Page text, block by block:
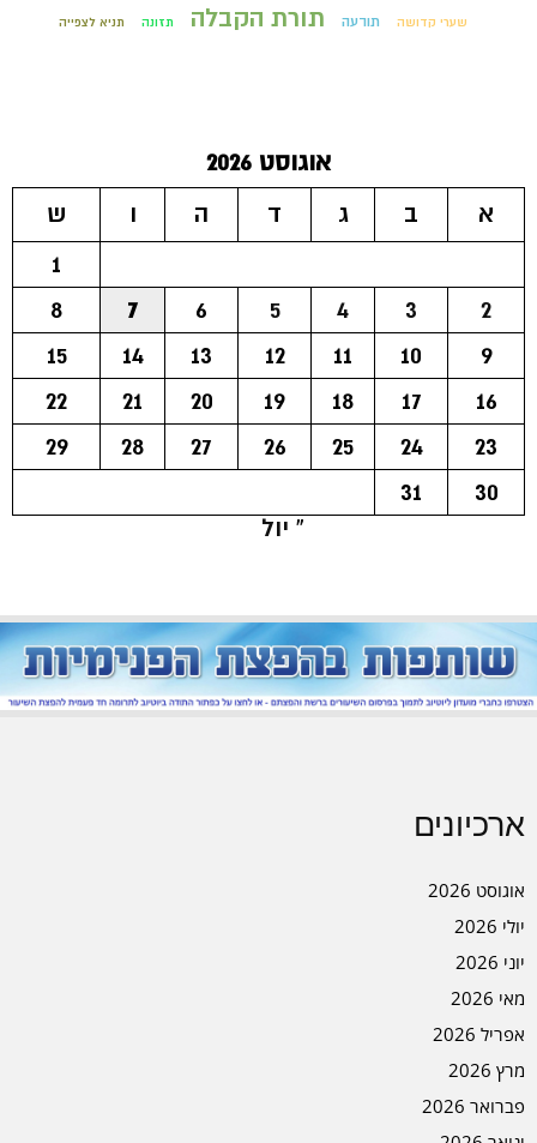
שערי קדושה תודעה תורת הקבלה תזונה תניא לצפייה
אוגוסט 2026
א
ב ג ד ה ו
ש
1
2
3
4
5
6
7
8
9
10
11
12
13
14
15
16
17
18
19
20
21
22
23
24
25
26
27
28
29
30
31
« יול
ארכיונים
אוגוסט 2026
יולי 2026
יוני 2026
מאי 2026
אפריל 2026
מרץ 2026
פברואר 2026